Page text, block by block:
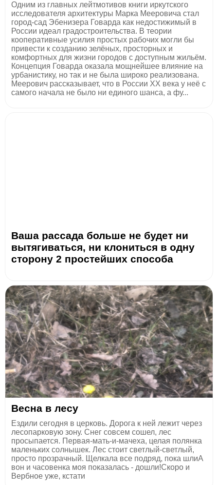
Одним из главных лейтмотивов книги иркутского
исследователя архитектуры Марка Мееровича стал
город-сад Эбенизера Говарда как недостижимый в
России идеал градостроительства. В теории
кооперативные усилия простых рабочих могли бы
привести к созданию зелёных, просторных и
комфортных для жизни городов с доступным жильём.
Концепция Говарда оказала мощнейшее влияние на
урбанистику, но так и не была широко реализована.
Меерович рассказывает, что в России XX века у неё с
самого начала не было ни единого шанса, а фу...
Ваша рассада больше не будет ни
вытягиваться, ни клониться в одну
сторону 2 простейших способа
Весна в лесу
Ездили сегодня в церковь. Дорога к ней лежит через
лесопарковую зону. Снег совсем сошел, лес
просыпается. Первая-мать-и-мачеха, целая полянка
маленьких солнышек. Лес стоит светлый-светлый,
просто прозрачный. Щелкала все подряд, пока шлиА
вон и часовенка моя показалась - дошли!Скоро и
Вербное уже, кстати